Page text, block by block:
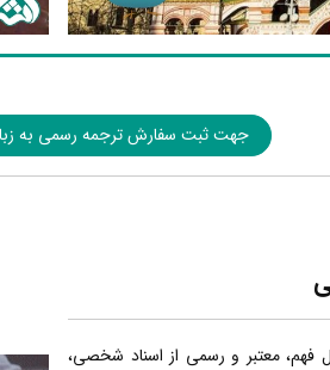
جهت ثبت سفارش ترجمه رسمی به
فهم، معتبر و رسمی از اسناد شخصی،